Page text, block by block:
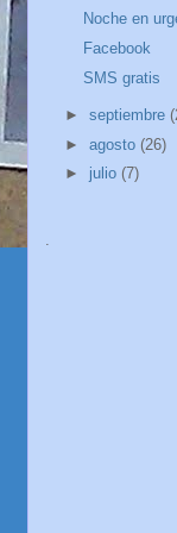
Noche en
Facebook
SMS gratis
► septiembre
► agosto (26)
► julio (7)
.